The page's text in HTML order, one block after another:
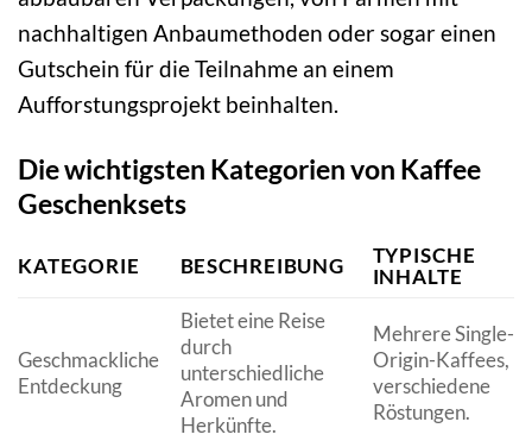
nachhaltigen Anbaumethoden oder sogar einen
Gutschein für die Teilnahme an einem
Aufforstungsprojekt beinhalten.
Die wichtigsten Kategorien von Kaffee
Geschenksets
KATEGORIE BESCHREIBUNG
TYPISCHE
INHALTE
Geschmackliche
Entdeckung
Bietet eine Reise
durch
unterschiedliche
Aromen und
Herkünfte.
Mehrere Single-
Origin-Kaffees,
verschiedene
Röstungen.